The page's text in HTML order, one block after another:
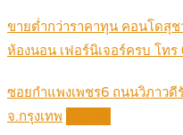
ขายต่ำกว่าราคาทุน คอนโดสุ
ห้องนอน เฟอร์นิเจอร์ครบ โท
ซอยกำแพงเพชร6 ถนนวิภาวดี
จ.กรุงเทพ